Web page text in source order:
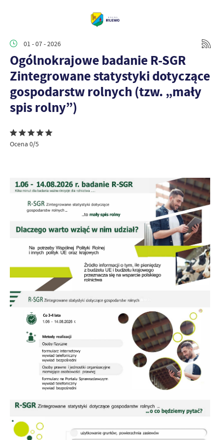
01 - 07 - 2026
Ogólnokrajowe badanie R-SGR
Zintegrowane statystyki dotyczące
gospodarstw rolnych (tzw. „mały
spis rolny”)
Ocena 0/5